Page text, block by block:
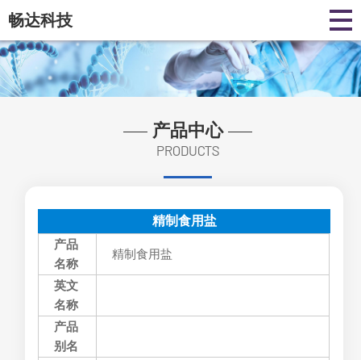
畅达科技
产品中心
PRODUCTS
精制食用盐
产品
名称
精制食用盐
英文
名称
产品
别名